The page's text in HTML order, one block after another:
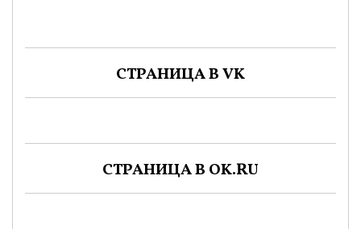
СТРАНИЦА В VK
СТРАНИЦА В OK.RU